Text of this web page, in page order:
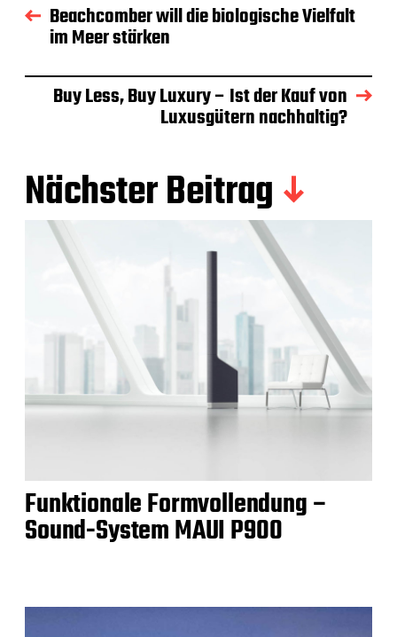
Beachcomber will die biologische Vielfalt
im Meer stärken
Buy Less, Buy Luxury – Ist der Kauf von
Luxusgütern nachhaltig?
Nächster Beitrag
Funktionale Formvollendung –
Sound-System MAUI P900